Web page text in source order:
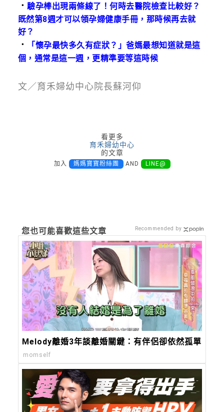
．驗孕棒出現兩條線了！何時去醫院檢查比較好？
既然第8週才可以領孕婦健康手冊，那時候再去就
好？
．
「懷孕最快多久有症狀？」爸媽最想知道就是這
個，通常是這一週，更精準要等這時候
文／育禾婦幼中心院長蘇河仰
看更多
育禾婦幼中心
的文章
加入 媽媽寶寶粉絲團 AND LINE@
您也可能喜歡這些文章
Melody離婚3年談離婚關鍵：有伴侶卻依然孤單
momself
Recommended by